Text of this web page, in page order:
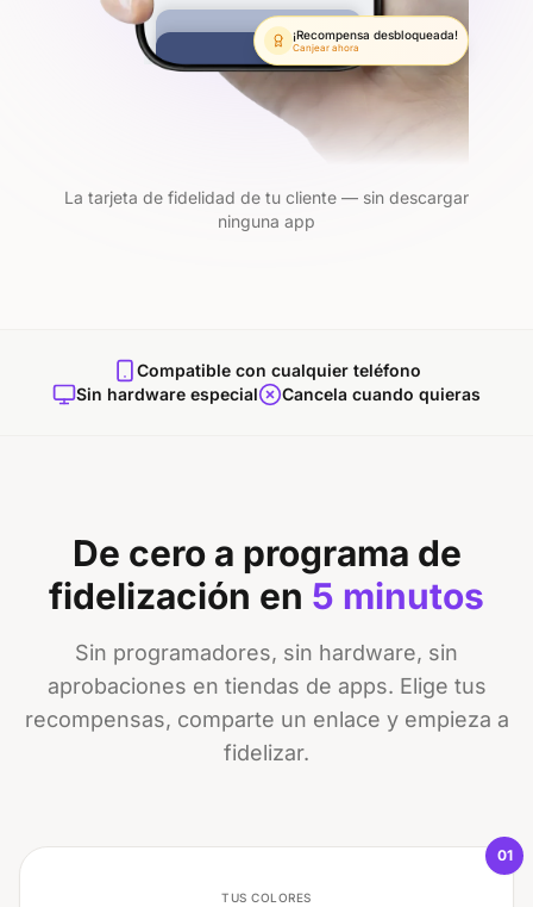
¡Recompensa desbloqueada!
Canjear ahora
La tarjeta de fidelidad de tu cliente — sin descargar
ninguna app
Compatible con cualquier teléfono
Sin hardware especial
Cancela cuando quieras
De cero a programa de
fidelización en 5 minutos
Sin programadores, sin hardware, sin
aprobaciones en tiendas de apps. Elige tus
recompensas, comparte un enlace y empieza a
fidelizar.
TUS COLORES
01